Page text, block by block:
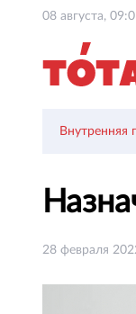
08 августа,
Внутренняя
28 февраля